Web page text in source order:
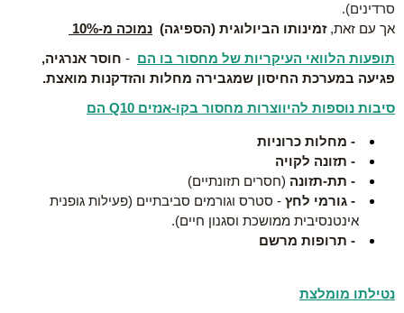
סרדינים).
אך עם זאת,זמינותו הביולוגית (הספיגה) נמוכה מ-10%
תופעות הלוואי העיקריות של מחסור בו הם - חוסר אנרגיה,
פגיעה במערכת החיסון שמגבירה מחלות והזדקנות מואצת.
סיבות נוספות להיווצרות מחסור בקו-אנזים Q10 הם
- מחלות כרוניות
- תזונה לקויה
- תת-תזונה (חסרים תזונתיים)
- גורמי לחץ - סטרס וגורמים סביבתיים (פעילות גופנית
אינטנסיבית ממושכת וסגנון חיים).
- תרופות מרשם
נטילתו מומלצת